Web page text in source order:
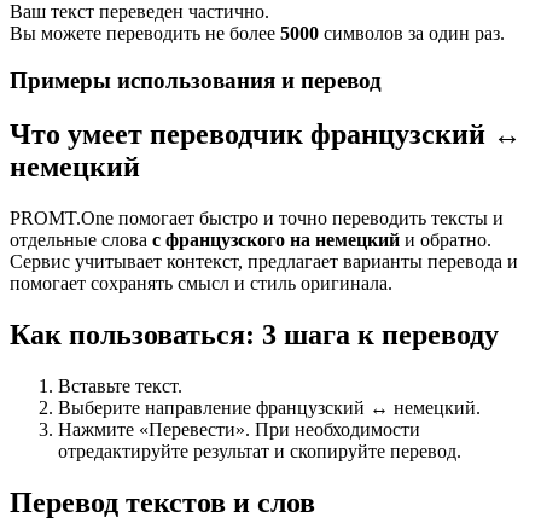
Ваш текст переведен частично.
Вы можете переводить не более 5000 символов за один раз.
Примеры использования и перевод
Что умеет переводчик французский ↔
немецкий
PROMT.One помогает быстро и точно переводить тексты и
отдельные слова с французского на немецкий и обратно.
Сервис учитывает контекст, предлагает варианты перевода и
помогает сохранять смысл и стиль оригинала.
Как пользоваться: 3 шага к переводу
Вставьте текст.
Выберите направление французский ↔ немецкий.
Нажмите «Перевести». При необходимости
отредактируйте результат и скопируйте перевод.
Перевод текстов и слов